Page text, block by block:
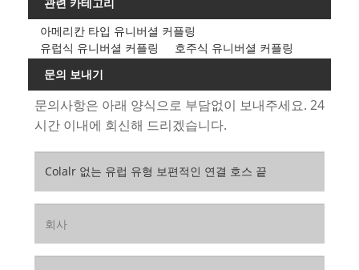
아메리칸 타입 유니버셜 커플링
유럽식 유니버셜 커플링
호주식 유니버셜 커플링
문의 보내기
문의사항은 아래 양식으로 부담없이 보내주세요. 24
시간 이내에 회신해 드리겠습니다.